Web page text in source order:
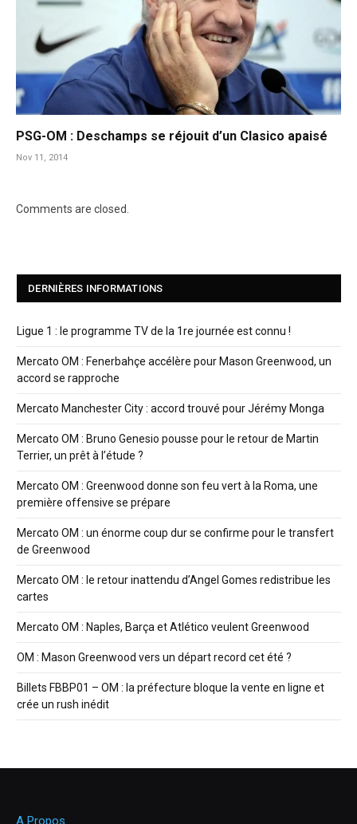
PSG-OM : Deschamps se réjouit d’un Clasico apaisé
Nov 11, 2014
Comments are closed.
DERNIÈRES INFORMATIONS
Ligue 1 : le programme TV de la 1re journée est connu !
Mercato OM : Fenerbahçe accélère pour Mason Greenwood, un
accord se rapproche
Mercato Manchester City : accord trouvé pour Jérémy Monga
Mercato OM : Bruno Genesio pousse pour le retour de Martin
Terrier, un prêt à l’étude ?
Mercato OM : Greenwood donne son feu vert à la Roma, une
première offensive se prépare
Mercato OM : un énorme coup dur se confirme pour le transfert
de Greenwood
Mercato OM : le retour inattendu d’Angel Gomes redistribue les
cartes
Mercato OM : Naples, Barça et Atlético veulent Greenwood
OM : Mason Greenwood vers un départ record cet été ?
Billets FBBP01 – OM : la préfecture bloque la vente en ligne et
crée un rush inédit
A Propos